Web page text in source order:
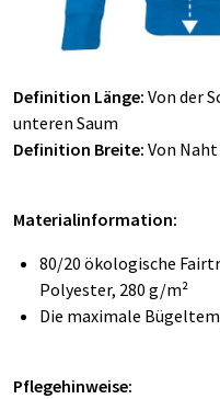
Definition Länge: Von der
unteren Saum
Definition Breite: Von
Materialinformation:
80/20 ökologische
Polyester, 280 g/m²
Die maximale
Pflegehinweise: